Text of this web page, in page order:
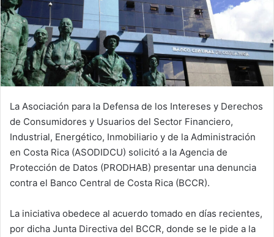
La Asociación para la Defensa de los Intereses y Derechos
de Consumidores y Usuarios del Sector Financiero,
Industrial, Energético, Inmobiliario y de la Administración
en Costa Rica (ASODIDCU) solicitó a la Agencia de
Protección de Datos (PRODHAB) presentar una denuncia
contra el Banco Central de Costa Rica (BCCR).
La iniciativa obedece al acuerdo tomado en días recientes,
por dicha Junta Directiva del BCCR, donde se le pide a la